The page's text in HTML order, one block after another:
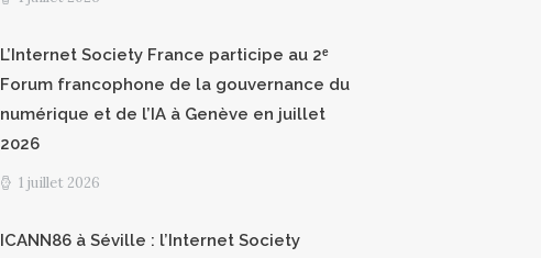
L’Internet Society France participe au 2ᵉ
Forum francophone de la gouvernance du
numérique et de l’IA à Genève en juillet
2026
1 juillet 2026
ICANN86 à Séville : l’Internet Society